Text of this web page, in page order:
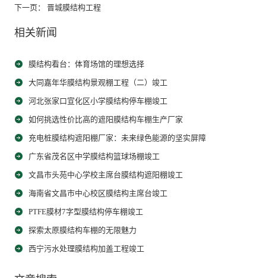
下一页： 晋城膜结构工程
相关新闻
膜结构看台：体育场馆的理想选择
大同嘉年华膜结构景观棚工程（二）竣工
河北张家口宣化区小学膜结构停车棚竣工
如何挑选性价比高的遮阳膜结构车棚生产厂家
充电桩膜结构遮阳棚厂家：未来绿色能源的坚实屏障
广东省茂名区中学膜结构篮球场棚竣工
文昌市头苑中心学校主席台膜结构遮阳棚竣工
海南省文昌市中心校区膜结构主席台竣工
PTFE膜材7字型膜结构停车棚竣工
探索太原膜结构车棚的无限魅力
西宁污水处理膜结构加盖工程竣工